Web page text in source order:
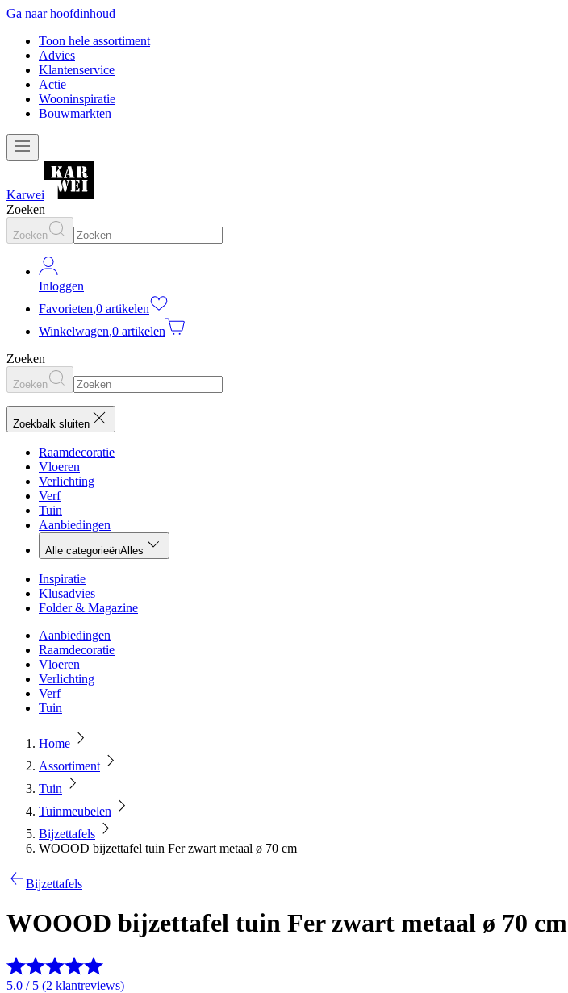
Ga naar hoofdinhoud
Toon hele assortiment
Advies
Klantenservice
Actie
Wooninspiratie
Bouwmarkten
Karwei
Zoeken
Zoeken
Inloggen
Favorieten,0 artikelen
Winkelwagen,0 artikelen
Zoeken
Zoeken
Zoekbalk sluiten
Raamdecoratie
Vloeren
Verlichting
Verf
Tuin
Aanbiedingen
Alle categorieënAlles
Inspiratie
Klusadvies
Folder & Magazine
Aanbiedingen
Raamdecoratie
Vloeren
Verlichting
Verf
Tuin
Home
Assortiment
Tuin
Tuinmeubelen
Bijzettafels
WOOOD bijzettafel tuin Fer zwart metaal ø 70 cm
Bijzettafels
WOOOD bijzettafel tuin Fer zwart metaal ø 70 cm
5.0 / 5 (2 klantreviews)